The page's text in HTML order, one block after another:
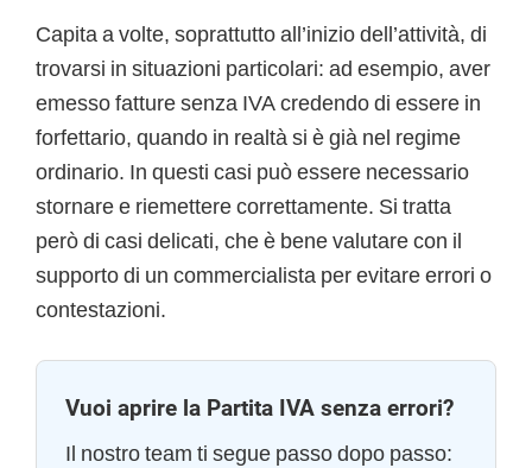
Capita a volte, soprattutto all’inizio dell’attività, di
trovarsi in situazioni particolari: ad esempio, aver
emesso fatture senza IVA credendo di essere in
forfettario, quando in realtà si è già nel regime
ordinario. In questi casi può essere necessario
stornare e riemettere correttamente. Si tratta
però di casi delicati, che è bene valutare con il
supporto di un commercialista per evitare errori o
contestazioni.
Vuoi aprire la Partita IVA senza errori?
Il nostro team ti segue passo dopo passo: